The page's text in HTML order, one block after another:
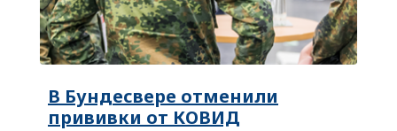
В Бундесвере отменили
прививки от КОВИД